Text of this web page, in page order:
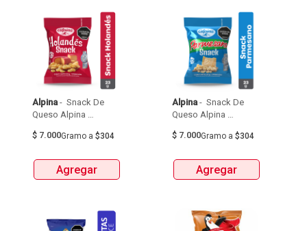
Alpina - Snack De
Queso Alpina
Deshidratado Paquete
$ 7.000Gramo a $304
Agregar
Alpina - Snack De
Queso Alpina
Deshidratado Paquete
$ 7.000Gramo a $304
Agregar